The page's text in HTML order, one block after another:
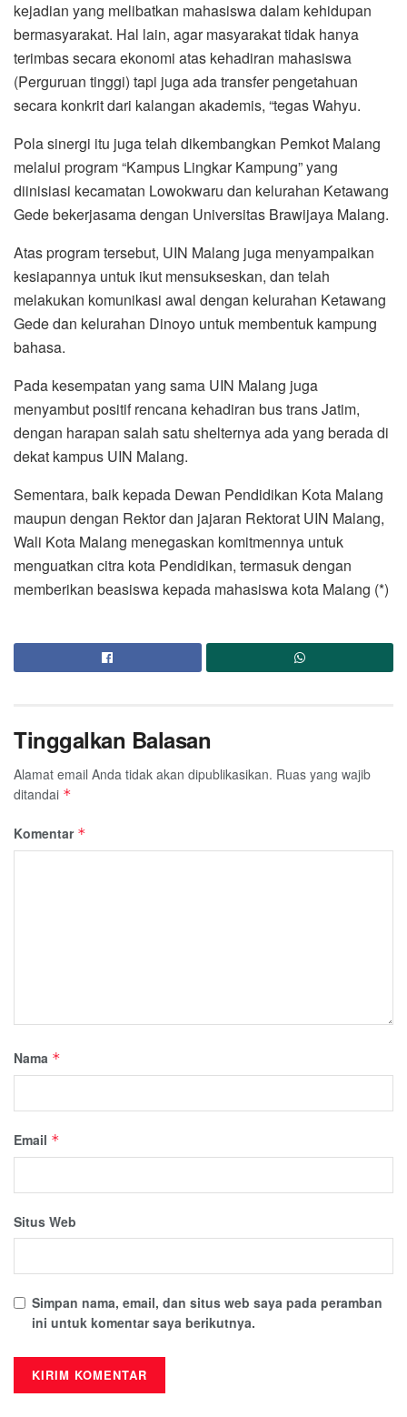
kejadian yang melibatkan mahasiswa dalam kehidupan
bermasyarakat. Hal lain, agar masyarakat tidak hanya
terimbas secara ekonomi atas kehadiran mahasiswa
(Perguruan tinggi) tapi juga ada transfer pengetahuan
secara konkrit dari kalangan akademis, “tegas Wahyu.
Pola sinergi itu juga telah dikembangkan Pemkot Malang
melalui program “Kampus Lingkar Kampung” yang
diinisiasi kecamatan Lowokwaru dan kelurahan Ketawang
Gede bekerjasama dengan Universitas Brawijaya Malang.
Atas program tersebut, UIN Malang juga menyampaikan
kesiapannya untuk ikut mensukseskan, dan telah
melakukan komunikasi awal dengan kelurahan Ketawang
Gede dan kelurahan Dinoyo untuk membentuk kampung
bahasa.
Pada kesempatan yang sama UIN Malang juga
menyambut positif rencana kehadiran bus trans Jatim,
dengan harapan salah satu shelternya ada yang berada di
dekat kampus UIN Malang.
Sementara, baik kepada Dewan Pendidikan Kota Malang
maupun dengan Rektor dan jajaran Rektorat UIN Malang,
Wali Kota Malang menegaskan komitmennya untuk
menguatkan citra kota Pendidikan, termasuk dengan
memberikan beasiswa kepada mahasiswa kota Malang (*)
Tinggalkan Balasan
Alamat email Anda tidak akan dipublikasikan. Ruas yang wajib
ditandai *
Komentar *
Nama *
Email *
Situs Web
Simpan nama, email, dan situs web saya pada peramban
ini untuk komentar saya berikutnya.